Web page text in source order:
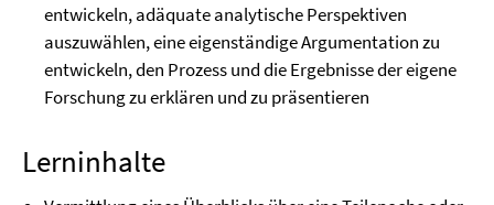
entwickeln, adäquate analytische Perspektiven
auszuwählen, eine eigenständige Argumentation zu
entwickeln, den Prozess und die Ergebnisse der eigene
Forschung zu erklären und zu präsentieren
Lerninhalte